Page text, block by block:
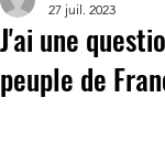
J'ai une
peuple de
27 juil. 2023